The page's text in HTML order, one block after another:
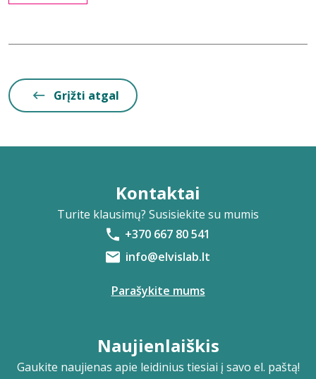
Grįžti atgal
Kontaktai
Turite klausimų? Susisiekite su mumis
+370 667 80 541
info@elvislab.lt
Parašykite mums
Naujienlaiškis
Gaukite naujienas apie leidinius tiesiai į savo el. paštą!